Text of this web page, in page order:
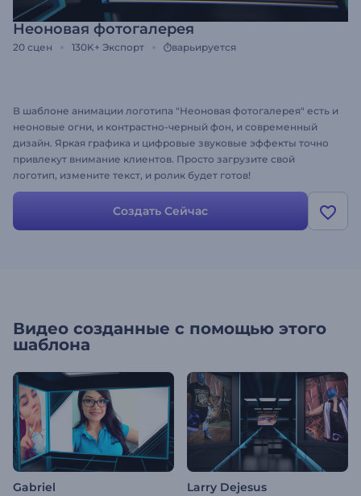
Неоновая фотогалерея
20 сцен 130K+ Экспорт варьируется
В шаблоне анимации логотипа "Неоновая фотогалерея" есть и
неоновые огни, и контрастно-черный фон, и современный
дизайн. Яркая графика и цифровые звуковые эффекты точно
привлекут внимание клиентов. Просто загрузите свой
логотип, измените текст, и ролик будет готов!
Создать Сейчас
Видео созданные с помощью этого
шаблона
Gabriel Larry Dejesus